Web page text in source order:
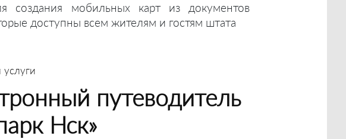
создания мобильных карт из документов
доступны всем жителям и гостям штата
путеводитель
Нск»